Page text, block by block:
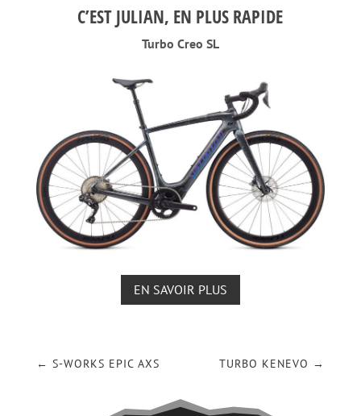
C’EST JULIAN, EN PLUS RAPIDE
Turbo Creo SL
EN SAVOIR PLUS
← S-WORKS EPIC AXS TURBO KENEVO →